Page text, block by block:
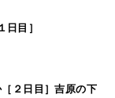
目］
２日目］吉原の下